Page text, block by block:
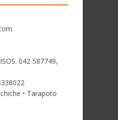
042 587749,
• Tarapoto